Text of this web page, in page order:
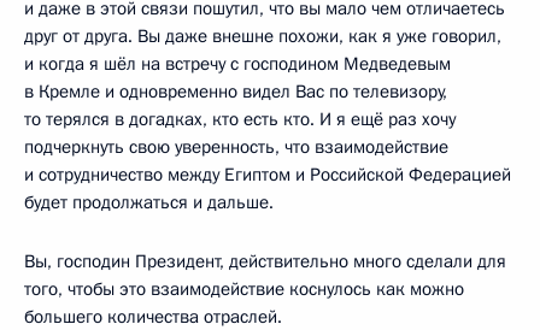
и даже в этой связи пошутил, что вы мало чем отличаетесь
друг от друга. Вы даже внешне похожи, как я уже говорил,
и когда я шёл на встречу с господином Медведевым
в Кремле и одновременно видел Вас по телевизору,
то терялся в догадках, кто есть кто. И я ещё раз хочу
подчеркнуть свою уверенность, что взаимодействие
и сотрудничество между Египтом и Российской Федерацией
будет продолжаться и дальше.
Вы, господин Президент, действительно много сделали для
того, чтобы это взаимодействие коснулось как можно
большего количества отраслей.